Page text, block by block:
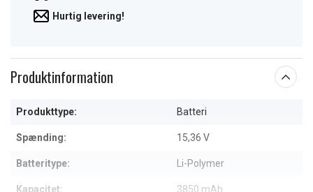
Hurtig levering!
Produktinformation
Produkttype: Batteri
Spænding: 15,36 V
Batteritype: Li-Polymer
Kapacitet: 3850 mAh